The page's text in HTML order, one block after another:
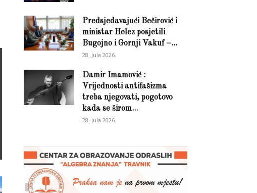
Predsjedavajući Bečirović i
ministar Helez posjetili
Bugojno i Gornji Vakuf –...
28. Jula 2026.
Damir Imamović :
Vrijednosti antifašizma
treba njegovati, pogotovo
kada se širom...
28. Jula 2026.